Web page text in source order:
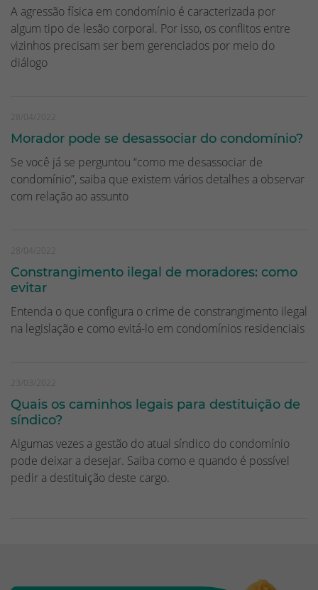
A agressão física em condomínio é caracterizada por
algum tipo de lesão corporal. Por isso, os conflitos entre
vizinhos precisam ser bem gerenciados por meio do
diálogo
28/04/2022
Morador pode se desassociar do condomínio?
Se você já se perguntou “como me desassociar de
condomínio”, saiba que existem vários detalhes a observar
com relação ao assunto
28/04/2022
Constrangimento ilegal de moradores: como
evitar
Entenda o que configura o crime de constrangimento ilegal
na legislação e como evitá-lo em condomínios residenciais
23/03/2022
Quais os caminhos legais para destituição de
síndico?
Algumas vezes a gestão do atual síndico do condomínio
pode deixar a desejar. Saiba como e quando é possível
pedir a destituição deste cargo.